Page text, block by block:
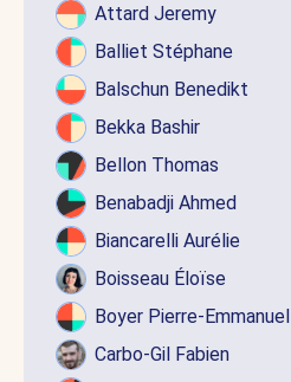
Attard Jeremy
Balliet Stéphane
Balschun Benedikt
Bekka Bashir
Bellon Thomas
Benabadji Ahmed
Biancarelli Aurélie
Boisseau Éloïse
Boyer Pierre-Emmanuel
Carbo-Gil Fabien